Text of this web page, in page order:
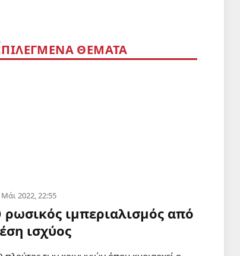
ΠΙΛΕΓΜΕΝΑ ΘΕΜΑΤΑ
Μάι 2022, 22:55
ρωσικός ιμπεριαλισμός από
ισχύος